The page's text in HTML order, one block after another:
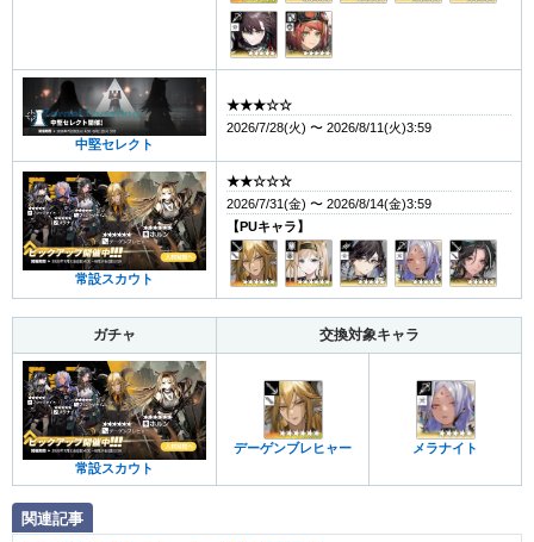
中堅セレクト
★★★☆☆
2026/7/28(火) 〜 2026/8/11(火)3:59
常設スカウト
★★☆☆☆
2026/7/31(金) 〜 2026/8/14(金)3:59
【PUキャラ】
ガチャ 交換対象キャラ
常設スカウト
デーゲンブレヒャー メラナイト
関連記事